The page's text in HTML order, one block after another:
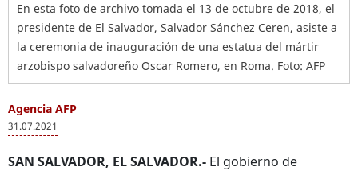
En esta foto de archivo tomada el 13 de octubre de 2018, el
presidente de El Salvador, Salvador Sánchez Ceren, asiste a
la ceremonia de inauguración de una estatua del mártir
arzobispo salvadoreño Oscar Romero, en Roma. Foto: AFP
Agencia AFP
31.07.2021
SAN SALVADOR, EL SALVADOR.- El gobierno de